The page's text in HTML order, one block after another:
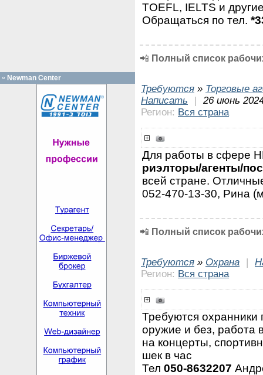
TOEFL, IELTS и
Обращаться по тел.
📲 Полный список
Требуются » Торговые
Написать
|
26 июнь
Регион: Вся страна
Для работы в сфере
риэлторы/агенты/
всей стране.
052-470-13-30, Рина
📲 Полный список
Требуются » Охрана |
Регион: Вся страна
Требуются
оружие и без, работа
на концерты,
шек в час
Тел 050-8632207
Newman Center